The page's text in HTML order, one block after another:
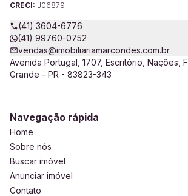
CRECI: J06879
(41) 3604-6776
(41) 99760-0752
vendas@imobiliariamarcondes.com.br
Avenida Portugal, 1707, Escritório, Nações,
Grande - PR - 83823-343
Navegação rápida
Home
Sobre nós
Buscar imóvel
Anunciar imóvel
Contato